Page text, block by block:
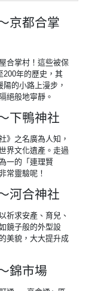
京都合掌
合掌村！這些被保
200年的歷史，其
的小路上漫步，
絕般地寧靜。
下鴨神社
》之名廣為人知，
界文化遺產。走過
一的「連理賢
常靈驗呢！
河合神社
祈求安產、育兒、
鏡子般的外型設
美貌，大大提升成
錦市場